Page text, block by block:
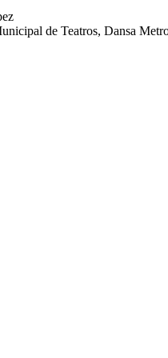
de Teatros, Dansa